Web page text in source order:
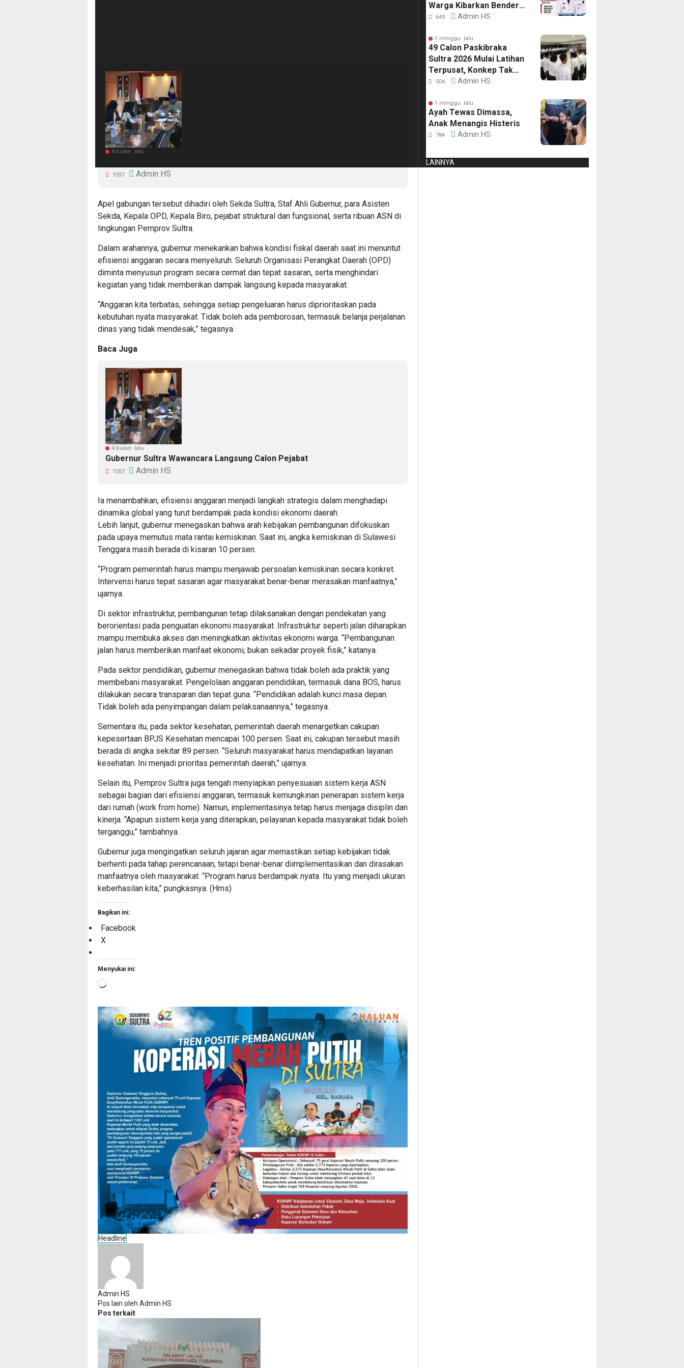
4 bulan lalu
1057 Admin HS
Apel gabungan tersebut dihadiri oleh Sekda Sultra, Staf Ahli Gubernur, para Asisten
Sekda, Kepala OPD, Kepala Biro, pejabat struktural dan fungsional, serta ribuan ASN di
lingkungan Pemprov Sultra.
Dalam arahannya, gubernur menekankan bahwa kondisi fiskal daerah saat ini menuntut
efisiensi anggaran secara menyeluruh. Seluruh Organisasi Perangkat Daerah (OPD)
diminta menyusun program secara cermat dan tepat sasaran, serta menghindari
kegiatan yang tidak memberikan dampak langsung kepada masyarakat.
“Anggaran kita terbatas, sehingga setiap pengeluaran harus diprioritaskan pada
kebutuhan nyata masyarakat. Tidak boleh ada pemborosan, termasuk belanja perjalanan
dinas yang tidak mendesak,” tegasnya.
Baca Juga
4 bulan lalu
Gubernur Sultra Wawancara Langsung Calon Pejabat
1057 Admin HS
Ia menambahkan, efisiensi anggaran menjadi langkah strategis dalam menghadapi
dinamika global yang turut berdampak pada kondisi ekonomi daerah.
Lebih lanjut, gubernur menegaskan bahwa arah kebijakan pembangunan difokuskan
pada upaya memutus mata rantai kemiskinan. Saat ini, angka kemiskinan di Sulawesi
Tenggara masih berada di kisaran 10 persen.
“Program pemerintah harus mampu menjawab persoalan kemiskinan secara konkret.
Intervensi harus tepat sasaran agar masyarakat benar-benar merasakan manfaatnya,”
ujarnya.
Di sektor infrastruktur, pembangunan tetap dilaksanakan dengan pendekatan yang
berorientasi pada penguatan ekonomi masyarakat. Infrastruktur seperti jalan diharapkan
mampu membuka akses dan meningkatkan aktivitas ekonomi warga. “Pembangunan
jalan harus memberikan manfaat ekonomi, bukan sekadar proyek fisik,” katanya.
Pada sektor pendidikan, gubernur menegaskan bahwa tidak boleh ada praktik yang
membebani masyarakat. Pengelolaan anggaran pendidikan, termasuk dana BOS, harus
dilakukan secara transparan dan tepat guna. “Pendidikan adalah kunci masa depan.
Tidak boleh ada penyimpangan dalam pelaksanaannya,” tegasnya.
Sementara itu, pada sektor kesehatan, pemerintah daerah menargetkan cakupan
kepesertaan BPJS Kesehatan mencapai 100 persen. Saat ini, cakupan tersebut masih
berada di angka sekitar 89 persen. “Seluruh masyarakat harus mendapatkan layanan
kesehatan. Ini menjadi prioritas pemerintah daerah,” ujarnya.
Selain itu, Pemprov Sultra juga tengah menyiapkan penyesuaian sistem kerja ASN
sebagai bagian dari efisiensi anggaran, termasuk kemungkinan penerapan sistem kerja
dari rumah (work from home). Namun, implementasinya tetap harus menjaga disiplin dan
kinerja. “Apapun sistem kerja yang diterapkan, pelayanan kepada masyarakat tidak boleh
terganggu,” tambahnya.
Gubernur juga mengingatkan seluruh jajaran agar memastikan setiap kebijakan tidak
berhenti pada tahap perencanaan, tetapi benar-benar diimplementasikan dan dirasakan
manfaatnya oleh masyarakat. “Program harus berdampak nyata. Itu yang menjadi ukuran
keberhasilan kita,” pungkasnya. (Hms)
Bagikan ini:
Facebook
X
Menyukai ini:
Memuat...
Headline
Admin HS
Pos lain oleh Admin HS
Pos terkait
Warga Kibarkan Bendera
Merah Putih dan Gelar
649 Admin HS
1 minggu lalu
49 Calon Paskibraka
Sultra 2026 Mulai Latihan
Terpusat, Konkep Tak
Kirim Delegasi
504 Admin HS
1 minggu lalu
Ayah Tewas Dimassa,
Anak Menangis Histeris
784 Admin HS
LAINNYA